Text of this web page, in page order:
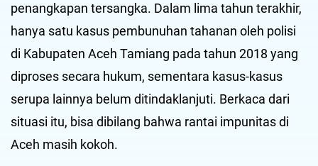
penangkapan tersangka. Dalam lima tahun terakhir,
hanya satu kasus pembunuhan tahanan oleh polisi
di Kabupaten Aceh Tamiang pada tahun 2018 yang
diproses secara hukum, sementara kasus-kasus
serupa lainnya belum ditindaklanjuti. Berkaca dari
situasi itu, bisa dibilang bahwa rantai impunitas di
Aceh masih kokoh.